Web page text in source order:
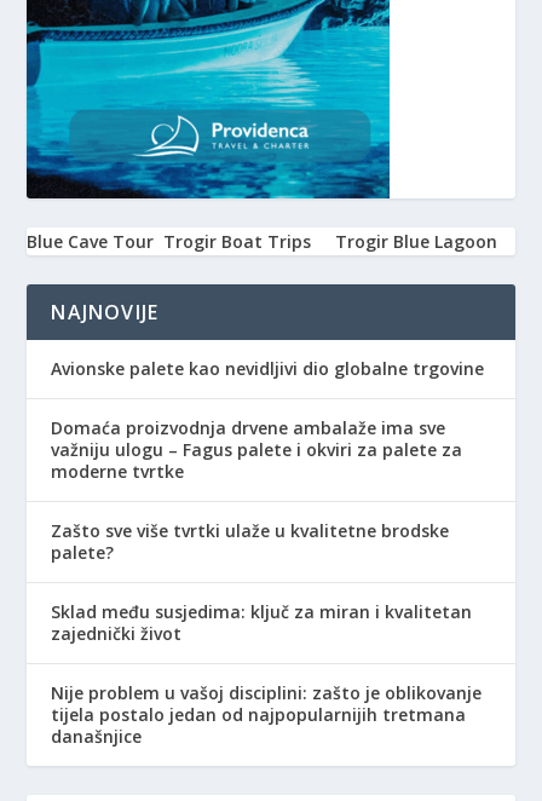
Blue Cave Tour Trogir Boat Trips Trogir Blue Lagoon
NAJNOVIJE
Avionske palete kao nevidljivi dio globalne trgovine
Domaća proizvodnja drvene ambalaže ima sve
važniju ulogu – Fagus palete i okviri za palete za
moderne tvrtke
Zašto sve više tvrtki ulaže u kvalitetne brodske
palete?
Sklad među susjedima: ključ za miran i kvalitetan
zajednički život
Nije problem u vašoj disciplini: zašto je oblikovanje
tijela postalo jedan od najpopularnijih tretmana
današnjice